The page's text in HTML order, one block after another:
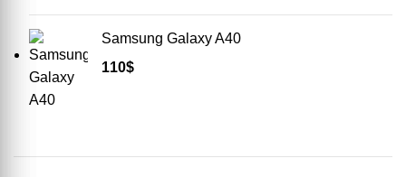
Samsung Galaxy A40
110$